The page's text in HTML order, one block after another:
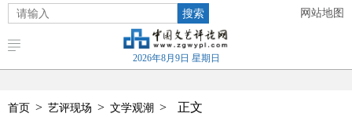
搜索 网站地图
2026年8月9日 星期日
首页 > 艺评现场 > 文学观潮 > 正文